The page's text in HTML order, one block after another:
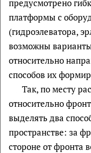
предусмотрено
платформы с
(гидроэлеватора,
возможны
относительно
способов их
Так, по месту
относительно
выделять два
пространстве: за
стороне от фронта